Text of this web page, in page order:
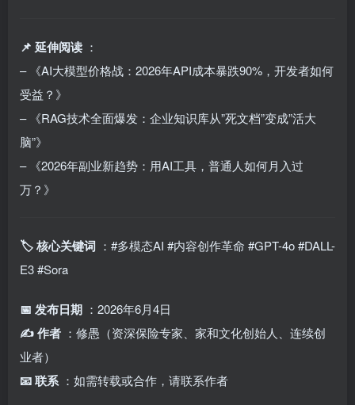
📌 延伸阅读 ：
– 《AI大模型价格战：2026年API成本暴跌90%，开发者如何
受益？》
– 《RAG技术全面爆发：企业知识库从”死文档”变成”活大
脑”》
– 《2026年副业新趋势：用AI工具，普通人如何月入过
万？》
🏷️ 核心关键词 ：#多模态AI #内容创作革命 #GPT-4o #DALL-
E3 #Sora
📅 发布日期 ：2026年6月4日
✍️ 作者 ：修愚（资深保险专家、家和文化创始人、连续创
业者）
📧 联系 ：如需转载或合作，请联系作者